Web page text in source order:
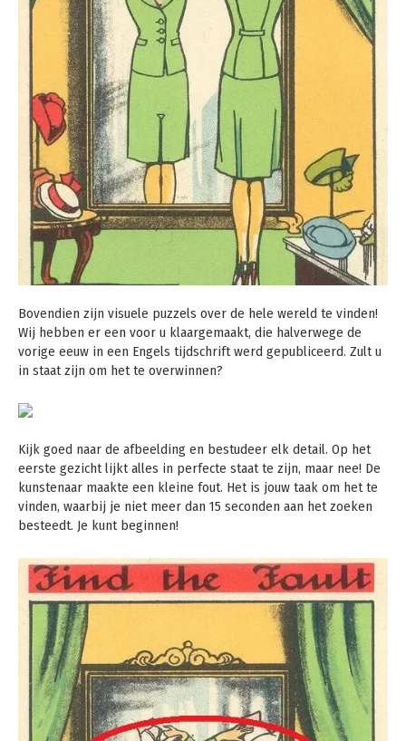
Bovendien zijn visuele puzzels over de hele wereld te vinden!
Wij hebben er een voor u klaargemaakt, die halverwege de
vorige eeuw in een Engels tijdschrift werd gepubliceerd. Zult u
in staat zijn om het te overwinnen?
Kijk goed naar de afbeelding en bestudeer elk detail. Op het
eerste gezicht lijkt alles in perfecte staat te zijn, maar nee! De
kunstenaar maakte een kleine fout. Het is jouw taak om het te
vinden, waarbij je niet meer dan 15 seconden aan het zoeken
besteedt. Je kunt beginnen!